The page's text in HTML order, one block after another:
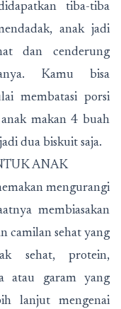
tiba-tiba
anak jadi
dan cenderung
Kamu bisa
membatasi porsi
makan 4 buah
dua biskuit saja.
ANAK
mengurangi
membiasakan
camilan sehat yang
sehat, protein,
atau garam yang
lanjut mengenai